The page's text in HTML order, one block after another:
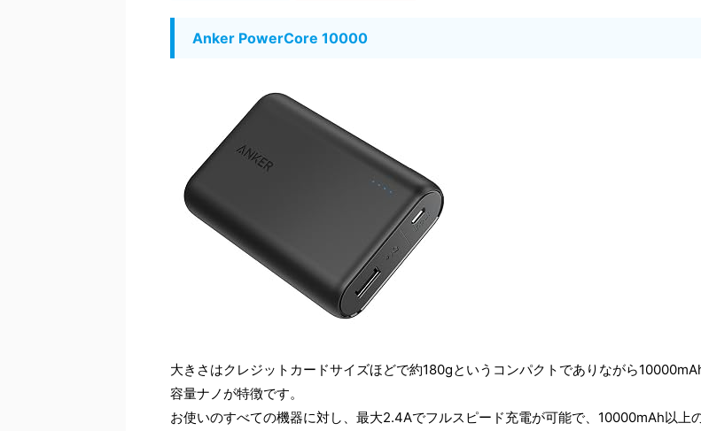
Anker PowerCore 10000
大きさはクレジットカードサイズほどで約180gというコンパクトでありながら
容量ナノが特徴です。
お使いのすべての機器に対し、最大2.4Aでフルスピード充電が可能で、10000mAh以上